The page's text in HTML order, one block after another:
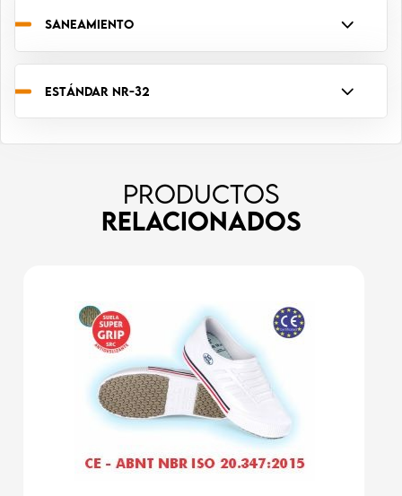
SANEAMIENTO
ESTÁNDAR NR-32
PRODUCTOS
RELACIONADOS